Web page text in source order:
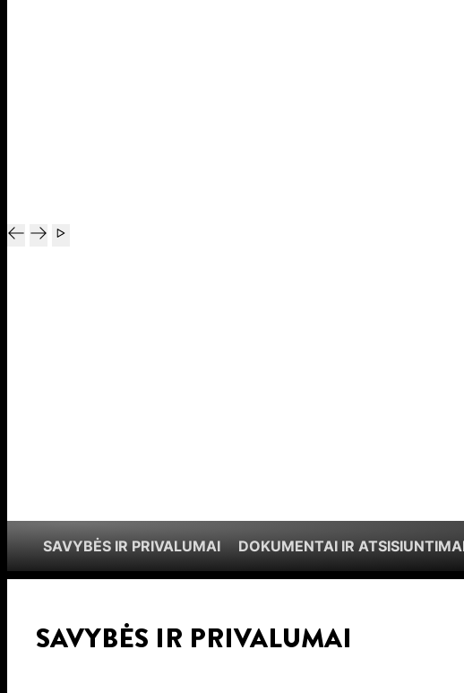
SAVYBĖS IR PRIVALUMAI DOKUMENTAI IR
SAVYBĖS IR PRIVALUMAI